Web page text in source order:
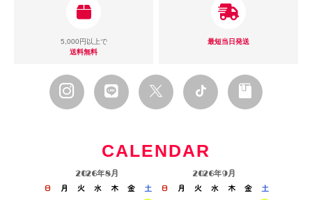
5,000円以上で
送料無料
最短当日発送
CALENDAR
2026年8月
日 月 火 水 木 金
土
2026年9月
日 月 火 水 木 金
土